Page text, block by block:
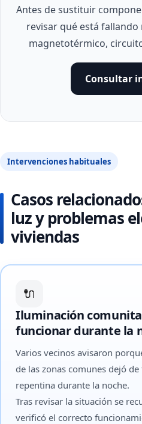
Antes de sustituir
revisar qué está
magnetotérmico,
Consultar
Intervenciones habituales
Casos
luz y problemas
viviendas
🔌
Iluminación
funcionar durante la
Varios vecinos avisaron
de las zonas comunes dejó
repentina durante la noche.
Tras revisar la situación se
verificó el correcto